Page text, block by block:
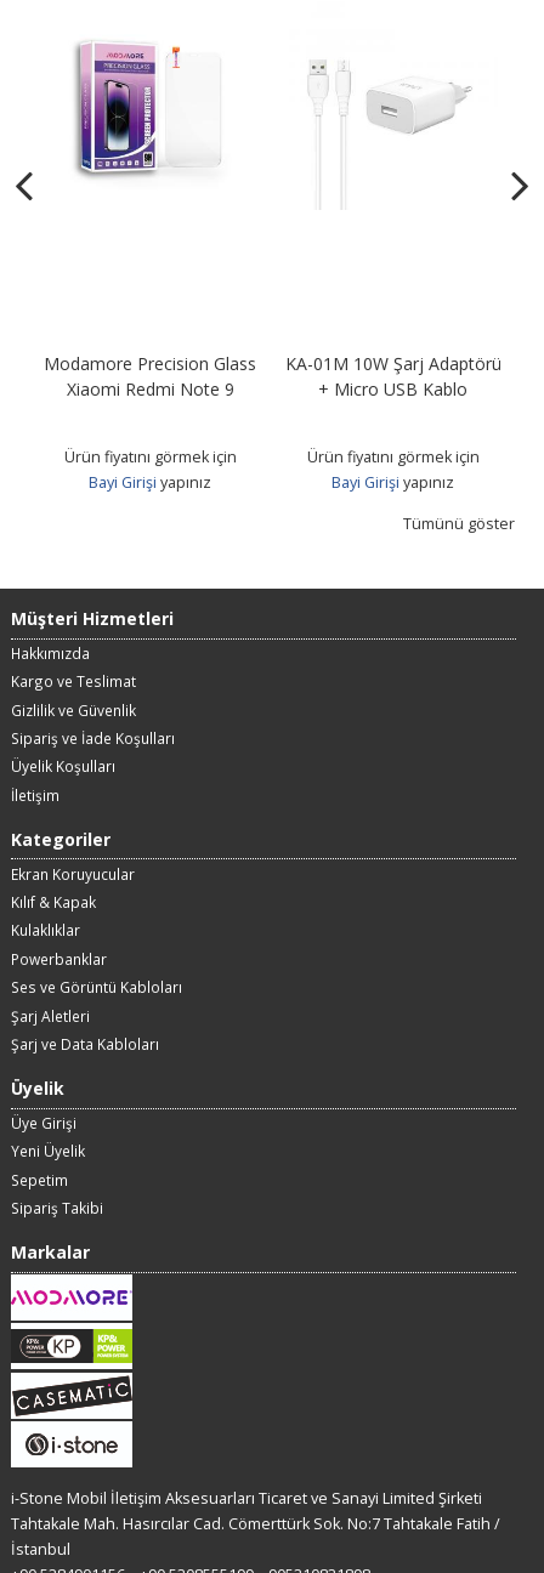
Modamore Precision Glass
Xiaomi Redmi Note 9
Ürün fiyatını görmek için
Bayi Girişi yapınız
KA-01M 10W Şarj Adaptörü
+ Micro USB Kablo
Ürün fiyatını görmek için
Bayi Girişi yapınız
Tümünü göster
Müşteri Hizmetleri
Hakkımızda
Kargo ve Teslimat
Gizlilik ve Güvenlik
Sipariş ve İade Koşulları
Üyelik Koşulları
İletişim
Kategoriler
Ekran Koruyucular
Kılıf & Kapak
Kulaklıklar
Powerbanklar
Ses ve Görüntü Kabloları
Şarj Aletleri
Şarj ve Data Kabloları
Üyelik
Üye Girişi
Yeni Üyelik
Sepetim
Sipariş Takibi
Markalar
i-Stone Mobil İletişim Aksesuarları Ticaret ve Sanayi Limited Şirketi
Tahtakale Mah. Hasırcılar Cad. Cömerttürk Sok. No:7 Tahtakale Fatih /
İstanbul